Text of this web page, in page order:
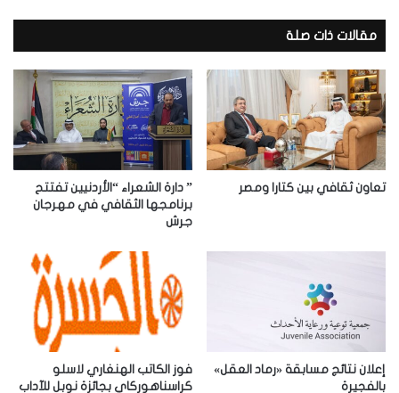
ي
د
ك
ا
ل
إ
ل
ت
ر
مقالات ذات صلة
تعاون ثقافي بين كتارا ومصر
” دارة الشعراء “الأردنيين تفتتح
برنامجها الثقافي في مهرجان
جرش
إعلان نتائج مسابقة «رماد العقل»
بالفجيرة
فوز الكاتب الهنغاري لاسلو
كراسناهوركاي بجائزة نوبل للآداب